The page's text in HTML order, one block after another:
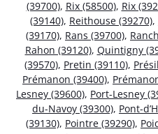
(39700), Rix (58500), Rix
(39140), Reithouse (39270),
(39170), Rans (39700),
Rahon (39120), Quintigny
(39570), Pretin (39110),
Prémanon (39400),
Lesney (39600), Port-Lesney
du-Navoy (39300), Pont-
(39130), Pointre (39290),